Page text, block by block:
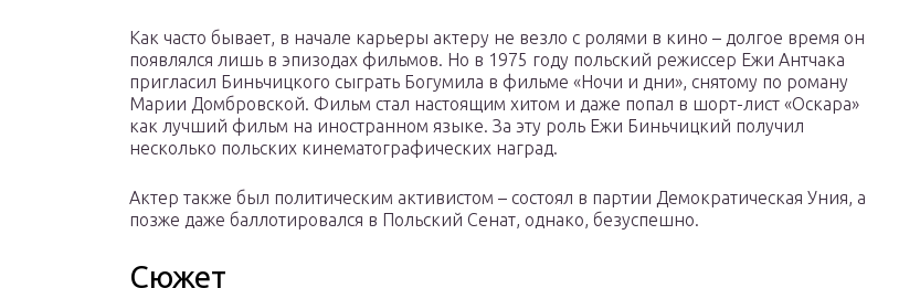
Как часто бывает, в начале карьеры актеру не везло с ролями в кино – долгое время он
появлялся лишь в эпизодах фильмов. Но в 1975 году польский режиссер Ежи Антчака
пригласил Биньчицкого сыграть Богумила в фильме «Ночи и дни», снятому по роману
Марии Домбровской. Фильм стал настоящим хитом и даже попал в шорт-лист «Оскара»
как лучший фильм на иностранном языке. За эту роль Ежи Биньчицкий получил
несколько польских кинематографических наград.
Актер также был политическим активистом – состоял в партии Демократическая Уния, а
позже даже баллотировался в Польский Сенат, однако, безуспешно.
Сюжет